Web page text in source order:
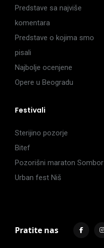
Predstave sa najviše
komentara
Predstave o kojima smo
pisali
Najbolje ocenjene
Opere u Beogradu
Festivali
Sterijino pozorje
Bitef
Pozorišni maraton Sombor
Urban fest Niš
Pratite nas